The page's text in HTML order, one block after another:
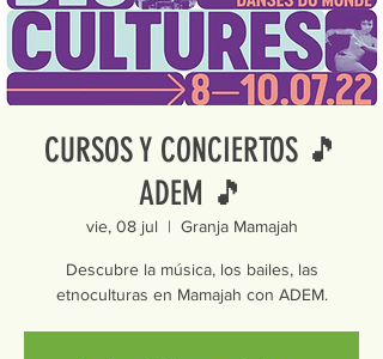
CURSOS Y CONCIERTOS 🎵
ADEM 🎵
vie, 08 jul
  |
Granja Mamajah
Descubre la música, los bailes, las
etnoculturas en Mamajah con ADEM.